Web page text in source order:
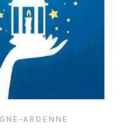
ARDENNE